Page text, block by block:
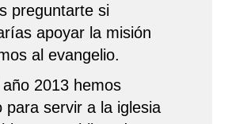
preguntarte si
apoyar la misión
al evangelio.
2013 hemos
para servir a la iglesia